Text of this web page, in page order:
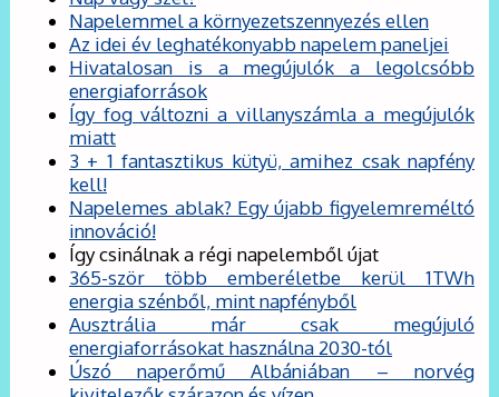
Napelemmel a környezetszennyezés ellen
Az idei év leghatékonyabb napelem paneljei
Hivatalosan is a megújulók a legolcsóbb
energiaforrások
Így fog változni a villanyszámla a megújulók
miatt
3 + 1 fantasztikus kütyü, amihez csak napfény
kell!
Napelemes ablak? Egy újabb figyelemreméltó
innováció!
Így csinálnak a régi napelemből újat
365-ször több emberéletbe kerül 1TWh
energia szénből, mint napfényből
Ausztrália már csak megújuló
energiaforrásokat használna 2030-tól
Úszó naperőmű Albániában – norvég